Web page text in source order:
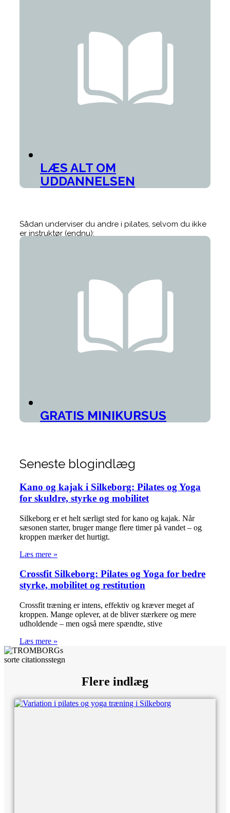
LÆS ALT OM
UDDANNELSEN
Sådan underviser du andre i pilates, selvom du ikke
er instruktør (endnu):
GRATIS MINIKURSUS
Seneste blogindlæg
Kano og kajak i Silkeborg: Pilates og Yoga
for skuldre, styrke og mobilitet
Silkeborg er et helt særligt sted for kano og kajak. Når
sæsonen starter, bruger mange flere timer på vandet – og
kroppen mærker det hurtigt.
Læs mere »
Crossfit Silkeborg: Pilates og Yoga for bedre
styrke, mobilitet og restitution
Crossfit træning er intens, effektiv og kræver meget af
kroppen. Mange oplever, at de bliver stærkere og mere
udholdende – men også mere spændte, stive
Læs mere »
Flere indlæg